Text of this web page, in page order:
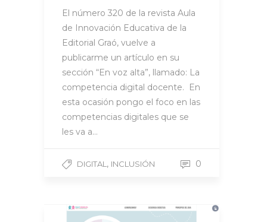
El número 320 de la revista Aula
de Innovación Educativa de la
Editorial Graó, vuelve a
publicarme un artículo en su
sección “En voz alta”, llamado: La
competencia digital docente. En
esta ocasión pongo el foco en las
competencias digitales que se
les va a…
DIGITAL, INCLUSIÓN 0